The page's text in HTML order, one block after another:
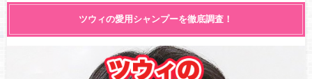
ツウィの愛用シャンプーを徹底調査！